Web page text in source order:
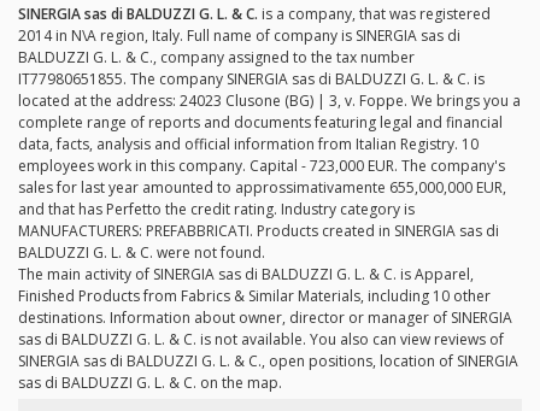
SINERGIA sas di BALDUZZI G. L. & C. is a company, that was registered
2014 in N\A region, Italy. Full name of company is SINERGIA sas di
BALDUZZI G. L. & C., company assigned to the tax number
IT77980651855. The company SINERGIA sas di BALDUZZI G. L. & C. is
located at the address: 24023 Clusone (BG) | 3, v. Foppe. We brings you a
complete range of reports and documents featuring legal and financial
data, facts, analysis and official information from Italian Registry. 10
employees work in this company. Capital - 723,000 EUR. The company's
sales for last year amounted to approssimativamente 655,000,000 EUR,
and that has Perfetto the credit rating. Industry category is
MANUFACTURERS: PREFABBRICATI. Products created in SINERGIA sas di
BALDUZZI G. L. & C. were not found.
The main activity of SINERGIA sas di BALDUZZI G. L. & C. is Apparel,
Finished Products from Fabrics & Similar Materials, including 10 other
destinations. Information about owner, director or manager of SINERGIA
sas di BALDUZZI G. L. & C. is not available. You also can view reviews of
SINERGIA sas di BALDUZZI G. L. & C., open positions, location of SINERGIA
sas di BALDUZZI G. L. & C. on the map.